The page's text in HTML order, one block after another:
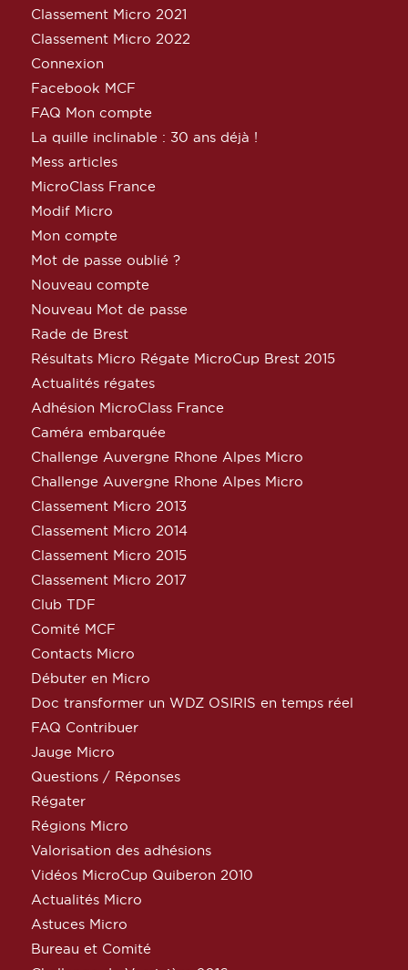
Classement Micro 2021
Classement Micro 2022
Connexion
Facebook MCF
FAQ Mon compte
La quille inclinable : 30 ans déjà !
Mess articles
MicroClass France
Modif Micro
Mon compte
Mot de passe oublié ?
Nouveau compte
Nouveau Mot de passe
Rade de Brest
Résultats Micro Régate MicroCup Brest 2015
Actualités régates
Adhésion MicroClass France
Caméra embarquée
Challenge Auvergne Rhone Alpes Micro
Challenge Auvergne Rhone Alpes Micro
Classement Micro 2013
Classement Micro 2014
Classement Micro 2015
Classement Micro 2017
Club TDF
Comité MCF
Contacts Micro
Débuter en Micro
Doc transformer un WDZ OSIRIS en temps réel
FAQ Contribuer
Jauge Micro
Questions / Réponses
Régater
Régions Micro
Valorisation des adhésions
Vidéos MicroCup Quiberon 2010
Actualités Micro
Astuces Micro
Bureau et Comité